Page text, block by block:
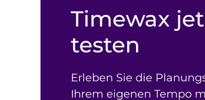
Timewax
testen
Erleben Sie die
Ihrem eigenen Tempo